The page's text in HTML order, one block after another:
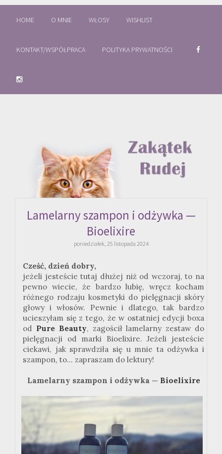
HOME O MNIE WŁOSY WISHLIST
KONTAKT/WSPÓŁPRACA POLITYKA PRYWATNOŚCI
Lamelarny szampon i odżywka —
Bioelixire
poniedziałek, 25 listopada 2024
Cześć, dzień dobry,
jeżeli jesteście tutaj dłużej niż od wczoraj, to na
pewno wiecie, że bardzo lubię, wręcz kocham
różnego rodzaju kosmetyki do pielęgnacji skóry
głowy i włosów. Pewnie i dlatego, tak bardzo
ucieszyłam się z tego, że w ostatniej edycji boxa
od Pure Beauty, zagościł lamelarny zestaw do
pielęgnacji od marki Bioelixire. Jeżeli jesteście
ciekawi, jak sprawdziła się u mnie ta odżywka i
szampon, to... zapraszam do lektury!
Lamelarny szampon i odżywka — Bioelixire